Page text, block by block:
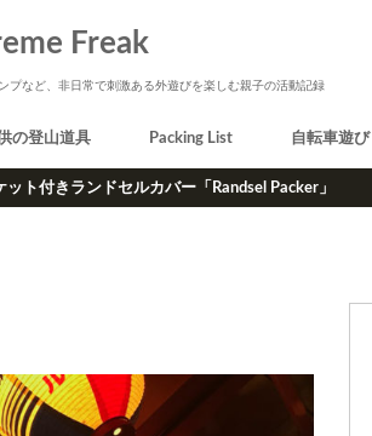
Freak
プなど、非日常で刺激ある外遊びを楽しむ親子の活動記録
の登山道具 Packing List 自転車遊び
ト付きランドセルカバー「Randsel Packer」